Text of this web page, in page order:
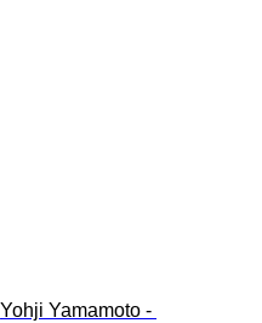
Yohji Yamamoto -